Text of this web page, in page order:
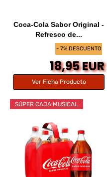
- 7% DESCUENTO
Coca-Cola Sabor Original -
Refresco de...
18,95 EUR
Ver Ficha Producto
SÚPER CAJA MUSICAL